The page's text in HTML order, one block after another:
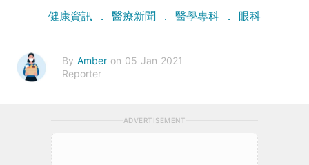
健康資訊 醫療新聞 醫學專科 眼科
By Amber on 05 Jan 2021
Reporter
ADVERTISEMENT